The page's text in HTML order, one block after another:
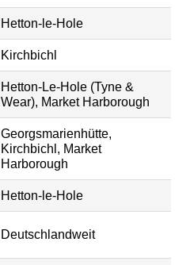
Hetton-le-Hole
Kirchbichl
Hetton-Le-Hole (Tyne &
Wear), Market Harborough
Georgsmarienhütte,
Kirchbichl, Market
Harborough
Hetton-le-Hole
Deutschlandweit